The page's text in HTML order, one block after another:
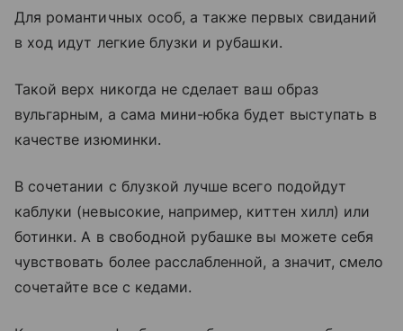
Для романтичных особ, а также первых свиданий
в ход идут легкие блузки и рубашки.
Такой верх никогда не сделает ваш образ
вульгарным, а сама мини-юбка будет выступать в
качестве изюминки.
В сочетании с блузкой лучше всего подойдут
каблуки (невысокие, например, киттен хилл) или
ботинки. А в свободной рубашке вы можете себя
чувствовать более расслабленной, а значит, смело
сочетайте все с кедами.